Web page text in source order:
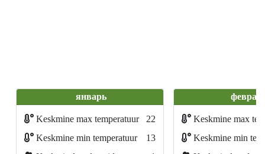
январь
Keskmine max temperatuur
22
Keskmine min temperatuur
13
Keskmine max
Keskmine min